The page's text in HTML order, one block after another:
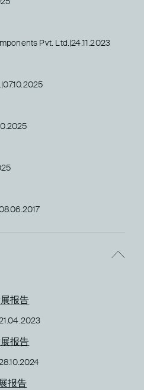
Pvt. Ltd.|24.11.2023
|07.10.2025
报告
报告
报告